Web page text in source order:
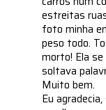
estreitas
foto minha
peso todo.
morto! Ela
soltava
Muito bem.
Eu